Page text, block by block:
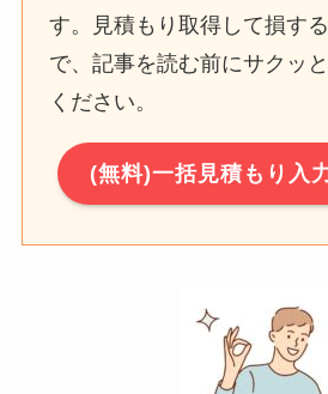
す。見積もり取得して損す
で、記事を読む前にサクッ
ください。
(無料)一括見積もり入